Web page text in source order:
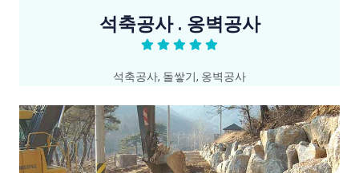
석축공사 . 옹벽공사
석축공사, 돌쌓기, 옹벽공사